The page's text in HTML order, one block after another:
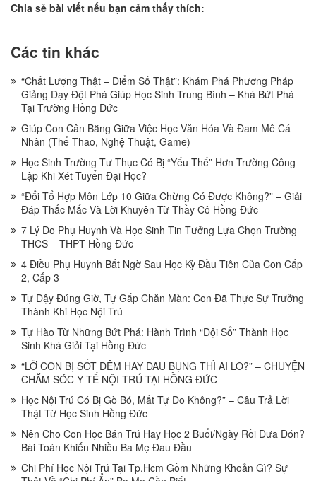
Chia sẻ bài viết nếu bạn cảm thấy thích:
Các tin khác
“Chất Lượng Thật – Điểm Số Thật”: Khám Phá Phương Pháp
Giảng Dạy Đột Phá Giúp Học Sinh Trung Bình – Khá Bứt Phá
Tại Trường Hồng Đức
Giúp Con Cân Bằng Giữa Việc Học Văn Hóa Và Đam Mê Cá
Nhân (Thể Thao, Nghệ Thuật, Game)
Học Sinh Trường Tư Thục Có Bị “Yếu Thế” Hơn Trường Công
Lập Khi Xét Tuyển Đại Học?
“Đổi Tổ Hợp Môn Lớp 10 Giữa Chừng Có Được Không?” – Giải
Đáp Thắc Mắc Và Lời Khuyên Từ Thầy Cô Hồng Đức
7 Lý Do Phụ Huynh Và Học Sinh Tin Tưởng Lựa Chọn Trường
THCS – THPT Hồng Đức
4 Điều Phụ Huynh Bất Ngờ Sau Học Kỳ Đầu Tiên Của Con Cấp
2, Cấp 3
Tự Dậy Đúng Giờ, Tự Gấp Chăn Màn: Con Đã Thực Sự Trưởng
Thành Khi Học Nội Trú
Tự Hào Từ Những Bứt Phá: Hành Trình “Đội Sổ” Thành Học
Sinh Khá Giỏi Tại Hồng Đức
“LỠ CON BỊ SỐT ĐÊM HAY ĐAU BỤNG THÌ AI LO?” – CHUYỆN
CHĂM SÓC Y TẾ NỘI TRÚ TẠI HỒNG ĐỨC
Học Nội Trú Có Bị Gò Bó, Mất Tự Do Không?” – Câu Trả Lời
Thật Từ Học Sinh Hồng Đức
Nên Cho Con Học Bán Trú Hay Học 2 Buổi/Ngày Rồi Đưa Đón?
Bài Toán Khiến Nhiều Ba Mẹ Đau Đầu
Chi Phí Học Nội Trú Tại Tp.Hcm Gồm Những Khoản Gì? Sự